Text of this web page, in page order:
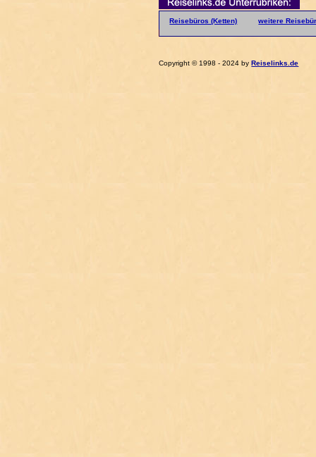
Reisebüros (Ketten) weitere
Copyright © 1998 - 2024 byReiselinks.de